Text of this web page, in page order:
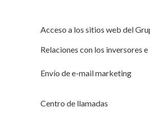
Acceso a los sitios web del
Relaciones con los inversores
Envío de e-mail marketing
Centro de llamadas